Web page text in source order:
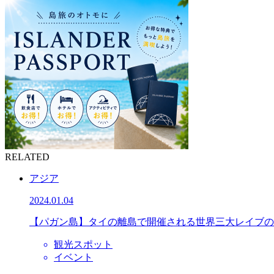
RELATED
アジア
2024.01.04
【パガン島】タイの離島で開催される世界三大レイブ
観光スポット
イベント